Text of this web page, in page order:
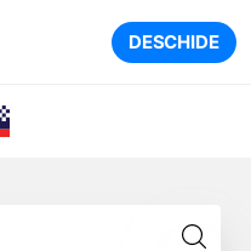
DESCHIDE